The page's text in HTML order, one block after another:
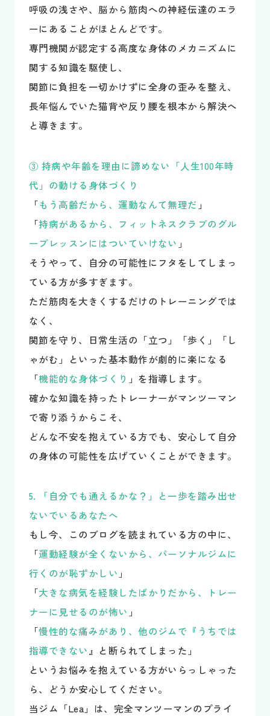
呼吸の浅さや、脳から筋肉への神経伝達のエラ
ーにあることがほとんどです。
専門機関が認定する高度な身体のメカニズムに
関する知識を駆使し、
関節に負担を一切かけずに全身の歪みを整え、
長年悩んでいた猫背や反り腰を根本から解決へ
と導きます。
③ 持病や年齢を理由に諦めない「人生100年時
代」の動ける身体づくり
「もう高齢だから、運動なんて無理だ 」
「持病があるから、フィットネスクラブのグル
ープレッスンにはついていけない 」
そうやって、自分の可能性にフタをしてしまっ
ている方が多すぎます。
ただ筋肉を大きくするだけのトレーニングでは
なく、
関節を守り、日常生活の「立つ」「歩く」「し
ゃがむ」といった基本動作が劇的に楽になる
「機能的な身体づくり 」を指導します。
確かな知識を持ったトレーナーがマンツーマン
で寄り添うからこそ、
どんな不安を抱えている方でも、安心して自分
の身体の可能性を広げていくことができます。
5. 「自分でも通えるかな？」と一歩を踏み出せ
ないでいるあなたへ
もし今、このブログを読まれている方の中に、
「運動経験が全くないから、パーソナルジムに
行くのが恥ずかしい 」
「大きな病気を経験したばかりだから、トレー
ナーに見せるのが怖い 」
「慢性的な痛みがあり、他のジムで『うちでは
指導できない』と断られてしまった」
というお悩みを抱えている方がいらっしゃった
ら、どうか安心してください。
当ジム「Lea」は、完全マンツーマンのプライ